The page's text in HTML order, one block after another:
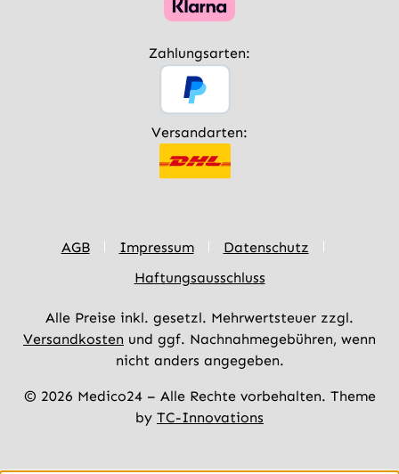
Zahlungsarten:
Versandarten:
AGB Impressum
Datenschutz
Haftungsausschluss
Alle Preise inkl. gesetzl. Mehrwertsteuer zzgl.
Versandkosten und ggf. Nachnahmegebühren, wenn
nicht anders angegeben.
© 2026 Medico24 – Alle Rechte vorbehalten. Theme
by TC-Innovations